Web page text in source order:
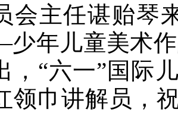
会主任谌贻琴
年儿童美术作
，“六一”国际
领巾讲解员，